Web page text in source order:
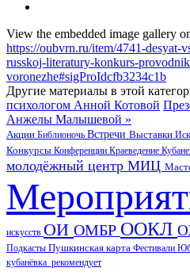
View the embedded image gallery
https://oubvrn.ru/item/4741-desyat-
russkoj-literatury-konkurs-
voronezhe#sigProIdcfb3234c1b
Другие материалы в этой
психологом Анной Котовой
Анжелы Малышевой »
Акции Библионочь Встречи Выставки
Конкурсы Конференции Краеведение
молодёжный центр МИЦ
искусств ОИ ОМБР ООКЛ
Подкасты Пушкинская карта Фестивали
кубанёвка_рекомендует